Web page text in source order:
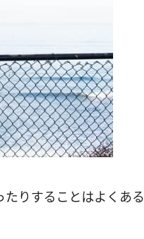
りすることはよくある